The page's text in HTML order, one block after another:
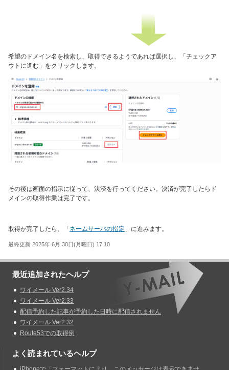
希望のドメイン名を検索し、取得できるようであれば選択し、「チェックア
ウトに進む」をクリックします。
その後は画面の指示に従って、決済を行ってください。決済が完了したらド
メインの取得作業は完了です。
取得が完了したら、「ネームサーバの指定 」に進みます。
最終更新 2025年 6月 30日(月曜日) 17:10
最近追加されたヘルプ
ワイメール Ver2.34
ワイメール Ver2.33
配信予約した記事が予約した日時に配信されません
ワイメール Ver2.32
Route53での取得例
よく読まれているヘルプ